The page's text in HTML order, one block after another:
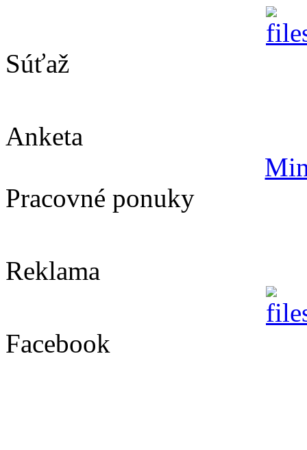
Súťaž
Anketa
Pracovné ponuky
Reklama
Facebook